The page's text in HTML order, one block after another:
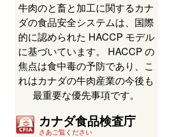
牛肉のと畜と加工に関するカナ
ダの食品安全システムは、国際
的に認められた HACCP モデル
に基づいています。 HACCP の
焦点は食中毒の予防であり、こ
れはカナダの牛肉産業の今後も
最重要な優先事項です。
カナダ食品検査庁
さあご覧ください